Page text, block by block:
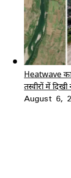
Heatwave
तस्वीरों में दिखी
August 6,